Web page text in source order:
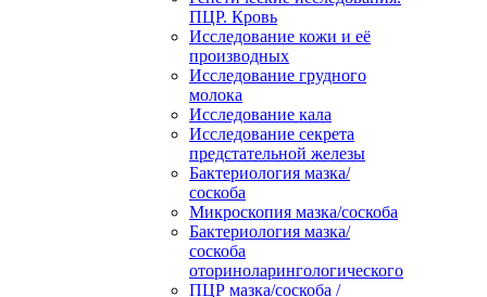
ПЦР. Кровь
Исследование кожи и её
производных
Исследование грудного
молока
Исследование кала
Исследование секрета
предстательной железы
Бактериология мазка/
соскоба
Микроскопия мазка/соскоба
Бактериология мазка/
соскоба
оториноларингологического
ПЦР мазка/соскоба /